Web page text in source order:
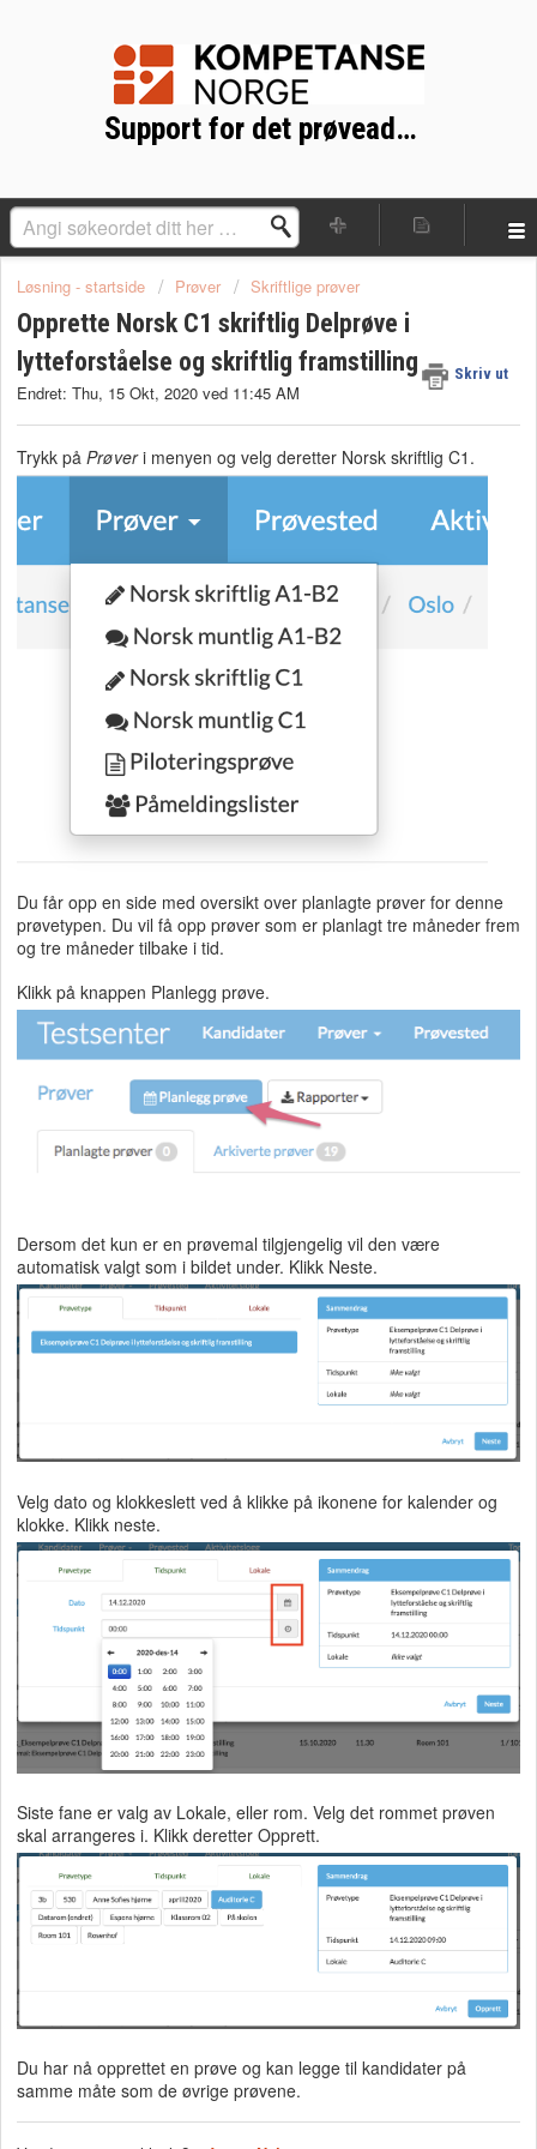
Support for det prøveadministrative systemet (PAD)
Løsning - startside Prøver Skriftlige prøver
Opprette Norsk C1 skriftlig Delprøve i
lytteforståelse og skriftlig framstilling
Skriv ut
Endret: Thu, 15 Okt, 2020 ved 11:45 AM
Trykk på Prøveri menyen og velg deretter Norsk skriftlig C1.
Du får opp en side med oversikt over planlagte prøver for denne
prøvetypen. Du vil få opp prøver som er planlagt tre måneder frem
og tre måneder tilbake i tid.
Klikk på knappen Planlegg prøve.
Dersom det kun er en prøvemal tilgjengelig vil den være
automatisk valgt som i bildet under. Klikk Neste.
Velg dato og klokkeslett ved å klikke på ikonene for kalender og
klokke. Klikk neste.
Siste fane er valg av Lokale, eller rom. Velg det rommet prøven
skal arrangeres i. Klikk deretter Opprett.
Du har nå opprettet en prøve og kan legge til kandidater på
samme måte som de øvrige prøvene.